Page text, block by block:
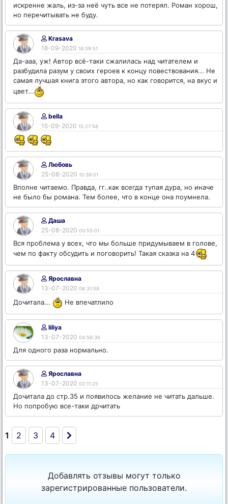
искренне жаль, из-за неё чуть все не потерял. Роман хорош,
но перечитывать не буду.
Krasava
18-09-2020 18:09:51
Да-ааа, уж! Автор всё-таки сжалилась над читателем и
разбудила разум у своих героев к концу повествования... Не
самая лучшая книга этого автора, но как говорится, на вкус и
цвет...
bella
15-09-2020 15:27:58
Любовь
25-08-2020 10:39:01
Вполне читаемо. Правда, гг..как всегда тупая дура, но иначе
не было бы романа. Тем более, что в конце она поумнела.
Даша
25-08-2020 00:55:01
Вся проблема у всех, что мы больше придумываем в голове,
чем по факту обсудить и поговорить! Такая сказка на 4
Ярославна
13-07-2020 06:31:58
Дочитала... Не впечатлило
liliya
13-07-2020 04:56:36
Для одного раза нормально.
Ярославна
13-07-2020 02:11:25
Дочитала до стр.35 и появилось желание не читать дальше.
Но попробую все-таки дрчитать
1 2 3 4
Добавлять отзывы могут только
зарегистрированные пользователи.